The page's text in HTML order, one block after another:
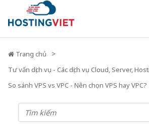
Trang chủ
Tư vấn dịch vụ - Các dịch vụ Cloud, Server,
So sánh VPS vs VPC - Nên chọn VPS hay VPC?